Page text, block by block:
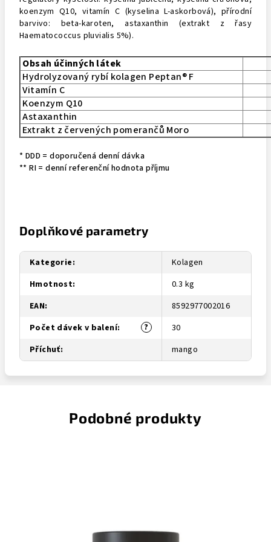
koenzym Q10, vitamín C (kyselina L-askorbová), přírodní
barvivo: beta-karoten, astaxanthin (extrakt z řasy
Haematococcus pluvialis 5%).
Obsah účinných látek
Hydrolyzovaný rybí kolagen Peptan® F
Vitamín C
Koenzym Q10
Astaxanthin
Extrakt z červených pomerančů Moro
* DDD = doporučená denní dávka
** RI = denní referenční hodnota příjmu
Doplňkové parametry
Kategorie:
Kolagen
Hmotnost:
0.3 kg
EAN:
8592977002016
?
Počet dávek v balení:
30
Příchuť: mango
Podobné produkty